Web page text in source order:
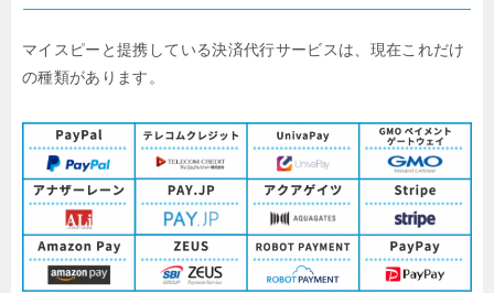
マイスピーと提携している決済代行サービスは、現在これだけ
の種類があります。